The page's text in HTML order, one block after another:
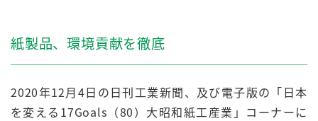
紙製品、環境貢献を徹底
2020年12月4日の日刊工業新聞、及び電子版の「日本
を変える17Goals（80）大昭和紙工産業」コーナーに